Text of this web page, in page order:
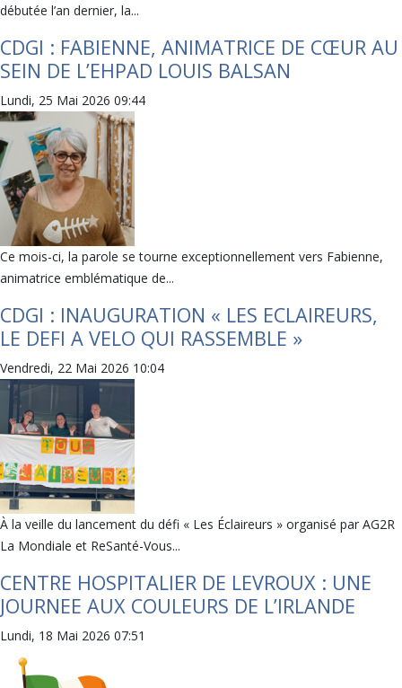
débutée l’an dernier, la...
CDGI : FABIENNE, ANIMATRICE DE CŒUR AU
SEIN DE L’EHPAD LOUIS BALSAN
Lundi, 25 Mai 2026 09:44
Ce mois-ci, la parole se tourne exceptionnellement vers Fabienne,
animatrice emblématique de...
CDGI : INAUGURATION « LES ECLAIREURS,
LE DEFI A VELO QUI RASSEMBLE »
Vendredi, 22 Mai 2026 10:04
À la veille du lancement du défi « Les Éclaireurs » organisé par AG2R
La Mondiale et ReSanté-Vous...
CENTRE HOSPITALIER DE LEVROUX : UNE
JOURNEE AUX COULEURS DE L’IRLANDE
Lundi, 18 Mai 2026 07:51